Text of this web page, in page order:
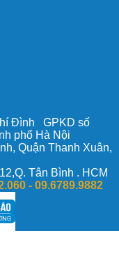
Đình GPKD số
phố Hà Nội
Quận Thanh Xuân,
Tân Bình . HCM
-09.6789.9882